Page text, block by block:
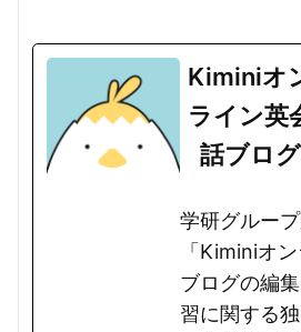
Kiminiオ
ライン英
話ブログ
学研グルー
「Kiminiオ
ブログの編
習に関する